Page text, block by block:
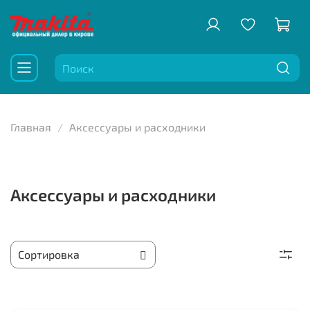
Главная Аксессуары и расходники
Аксессуары и расходники